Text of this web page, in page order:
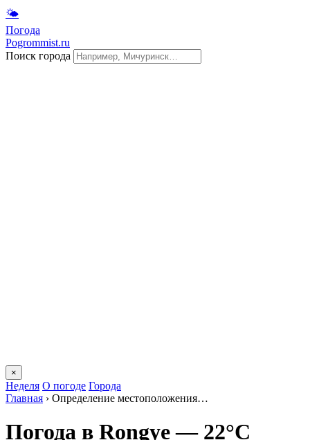
🌤
Погода
Pogrommist.ru
Поиск города
×
Неделя О погоде Города
Главная › Определение местоположения…
Погода в Rongyе — 22°C